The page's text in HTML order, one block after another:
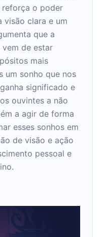
reforça o poder
visão clara e um
que a
de estar
mais
um sonho que nos
significado e
ouvintes a não
a agir de forma
esses sonhos em
de visão e ação
pessoal e